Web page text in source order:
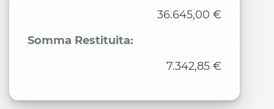
36.645,00 €
Somma Restituita:
7.342,85 €